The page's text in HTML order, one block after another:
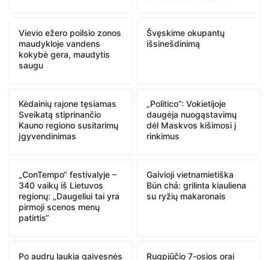
Vievio ežero poilsio zonos
maudykloje vandens
kokybė gera, maudytis
saugu
Švęskime okupantų
išsinešdinimą
Kėdainių rajone tęsiamas
Sveikatą stiprinančio
Kauno regiono susitarimų
įgyvendinimas
„Politico”: Vokietijoje
daugėja nuogąstavimų
dėl Maskvos kišimosi į
rinkimus
„ConTempo“ festivalyje –
340 vaikų iš Lietuvos
regionų: „Daugeliui tai yra
pirmoji scenos menų
patirtis“
Gaivioji vietnamietiška
Bún chả: grilinta kiauliena
su ryžių makaronais
Po audrų laukia gaivesnės
Rugpjūčio 7-osios orai